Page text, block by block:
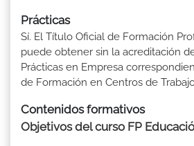
Prácticas
Sí. El Título Oficial de Formación
puede obtener sin la acreditación
Prácticas en Empresa
de Formación en Centros de
Contenidos formativos
Objetivos del curso FP